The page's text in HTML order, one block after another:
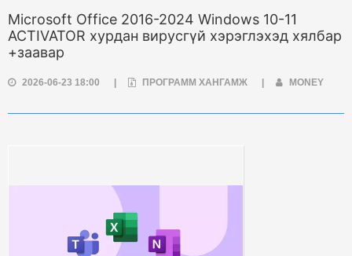
Microsoft Office 2016-2024 Windows 10-11
ACTIVATOR хурдан вирусгүй хэрэглэхэд хялбар
+заавар
2026-06-23 18:00 ПРОГРАММ ХАНГАМЖ MONEY